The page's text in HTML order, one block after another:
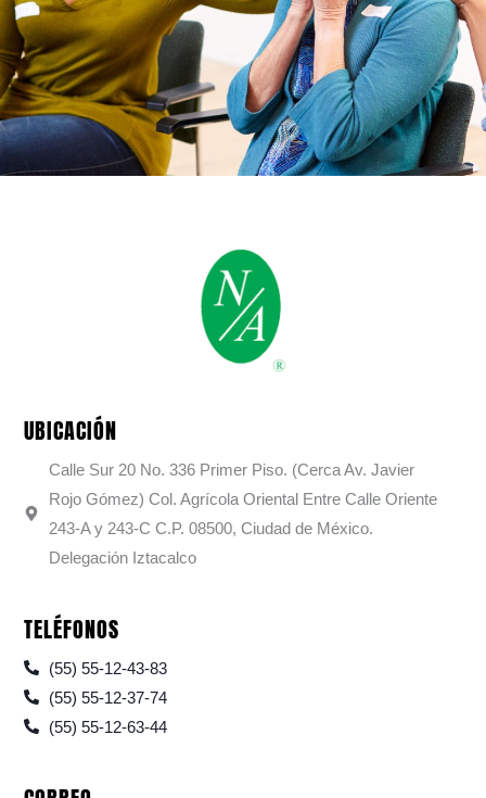
UBICACIÓN
Calle Sur 20 No. 336 Primer Piso. (Cerca Av. Javier
Rojo Gómez) Col. Agrícola Oriental Entre Calle Oriente
243-A y 243-C C.P. 08500, Ciudad de México.
Delegación Iztacalco
TELÉFONOS
(55) 55-12-43-83
(55) 55-12-37-74
(55) 55-12-63-44